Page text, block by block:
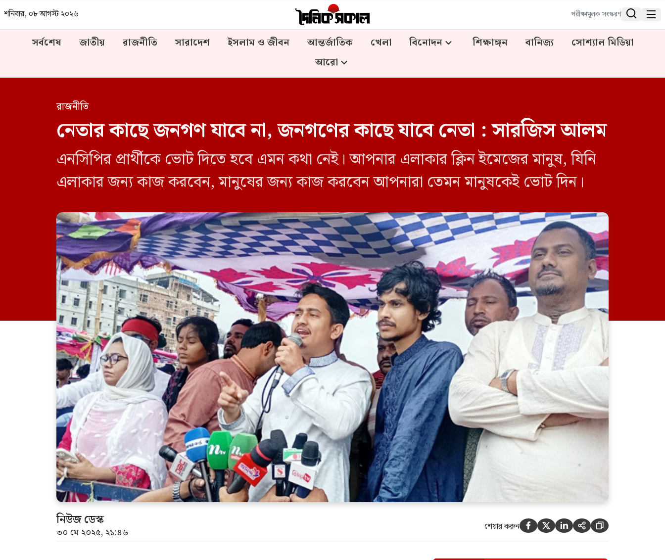
শনিবার, ০৮ আগস্ট ২০২৬ পরীক্ষামূলক সংস্করণ  
সর্বশেষ জাতীয় রাজনীতি সারাদেশ ইসলাম ও জীবন আন্তর্জাতিক খেলা বিনোদন শিক্ষাঙ্গন বানিজ্য
সোশ্যাল মিডিয়া
আরো
রাজনীতি
নেতার কাছে জনগণ যাবে না, জনগণের কাছে যাবে নেতা : সারজিস আলম
এনসিপির প্রার্থীকে ভোট দিতে হবে এমন কথা নেই। আপনার এলাকার ক্লিন ইমেজের মানুষ, যিনি
এলাকার জন্য কাজ করবেন, মানুষের জন্য কাজ করবেন আপনারা তেমন মানুষকেই ভোট দিন।
নিউজ ডেস্ক
৩০ মে ২০২৫, ২১:৪৬ শেয়ার করুন     